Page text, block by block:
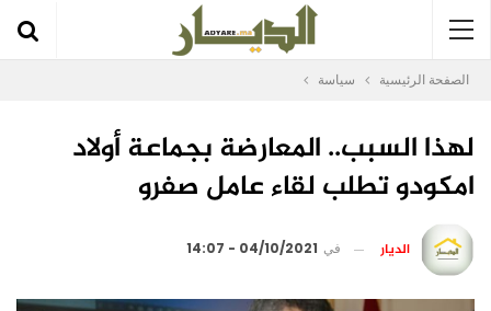
الصفحة الرئيسية سياسة
لهذا السبب.. المعارضة بجماعة أولاد
امكودو تطلب لقاء عامل صفرو
الديار في 04/10/2021 - 14:07